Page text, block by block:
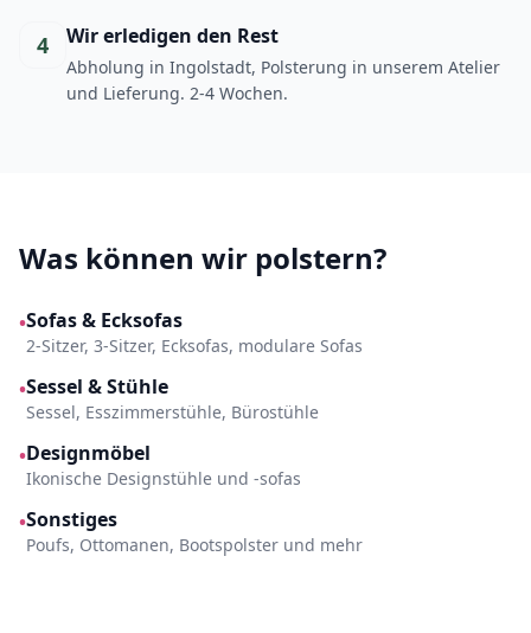
4 Wir erledigen den Rest
Abholung in Ingolstadt, Polsterung in unserem Atelier
und Lieferung. 2-4 Wochen.
Was können wir polstern?
•Sofas & Ecksofas
2-Sitzer, 3-Sitzer, Ecksofas, modulare Sofas
•Sessel & Stühle
Sessel, Esszimmerstühle, Bürostühle
•Designmöbel
Ikonische Designstühle und -sofas
•Sonstiges
Poufs, Ottomanen, Bootspolster und mehr